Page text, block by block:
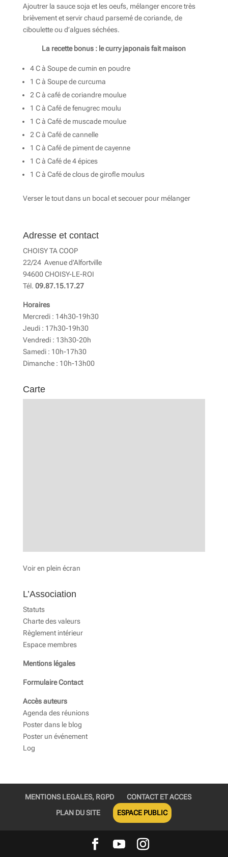
Ajoutrer la sauce soja et les oeufs, mélanger encore très
brièvement et servir chaud parsemé de coriande, de
ciboulette ou d’algues séchées.
La recette bonus : le curry japonais fait maison
4 C à Soupe de cumin en poudre
1 C à Soupe de curcuma
2 C à café de coriandre moulue
1 C à Café de fenugrec moulu
1 C à Café de muscade moulue
2 C à Café de cannelle
1 C à Café de piment de cayenne
1 C à Café de 4 épices
1 C à Café de clous de girofle moulus
Verser le tout dans un bocal et secouer pour mélanger
Adresse et contact
CHOISY TA COOP
22/24 Avenue d’Alfortville
94600 CHOISY-LE-ROI
Tél. 09.87.15.17.27
Horaires
Mercredi : 14h30-19h30
Jeudi : 17h30-19h30
Vendredi : 13h30-20h
Samedi : 10h-17h30
Dimanche : 10h-13h00
Carte
Voir en plein écran
L’Association
Statuts
Charte des valeurs
Règlement intérieur
Espace membres
Mentions légales
Formulaire Contact
Accès auteurs
Agenda des réunions
Poster dans le blog
Poster un événement
Log
MENTIONS LEGALES, RGPD
CONTACT ET ACCES
PLAN DU SITE
ESPACE PUBLIC